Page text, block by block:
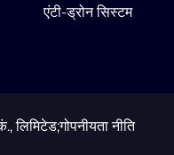
एंटी-ड्रोन सिस्टम
लिमिटेड;गोपनीयता नीति